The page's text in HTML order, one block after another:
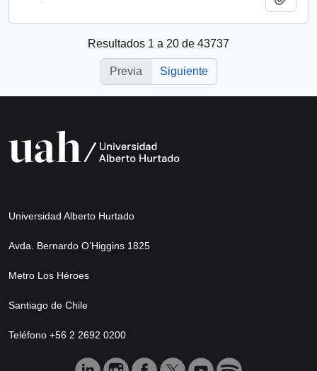
Resultados 1 a 20 de 43737
Previa Siguiente
Universidad Alberto Hurtado
Avda. Bernardo O’Higgins 1825
Metro Los Héroes
Santiago de Chile
Teléfono +56 2 2692 0200